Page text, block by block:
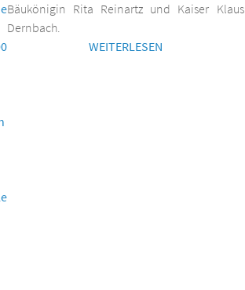
Bäukönigin Rita Reinartz und Kaiser Klaus
Dernbach.
WEITERLESEN